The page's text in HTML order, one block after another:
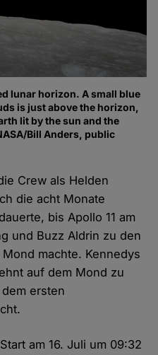
lunar horizon. A small blue
is just above the horizon,
lit by the sun and the
Bill Anders, public
Crew als Helden
die acht Monate
bis Apollo 11 am
und Buzz Aldrin zu den
machte. Kennedys
auf dem Mond zu
ersten
am 16. Juli um 09:32